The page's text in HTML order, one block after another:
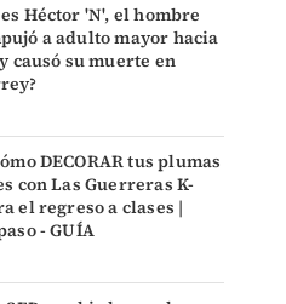
Héctor 'N', el hombre
a adulto mayor hacia
causó su muerte en
DECORAR tus plumas
con Las Guerreras K-
el regreso a clases |
- GUÍA